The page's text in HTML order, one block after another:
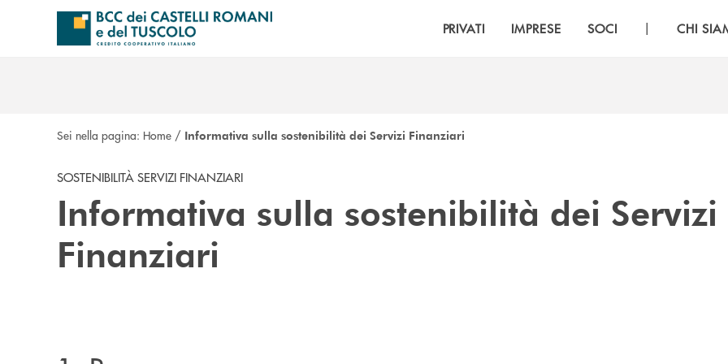
Salta al contenuto principale
PRIVATI IMPRESE SOCI | CHI
Sei nella pagina: Home / Informativa sulla sostenibilità dei Servizi Finanziari
SOSTENIBILITÀ SERVIZI FINANZIARI
Informativa sulla sostenibilità dei Servizi
Finanziari